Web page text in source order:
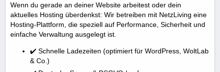
Wenn du gerade an deiner Website arbeitest oder dein
aktuelles Hosting überdenkst: Wir betreiben mit NetzLiving eine
Hosting-Plattform, die speziell auf Performance, Sicherheit und
einfache Verwaltung ausgelegt ist.
✔️ Schnelle Ladezeiten (optimiert für WordPress, WoltLab
& Co.)